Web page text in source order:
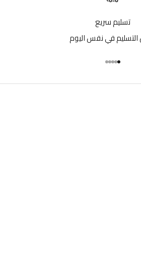
تسليم سريع
في نفس اليوم
انتقل إلى العنصر 1
انتقل إلى العنصر 2
انتقل إلى العنصر 3
انتقل إلى العنصر 4
انتقل إلى العنصر 5